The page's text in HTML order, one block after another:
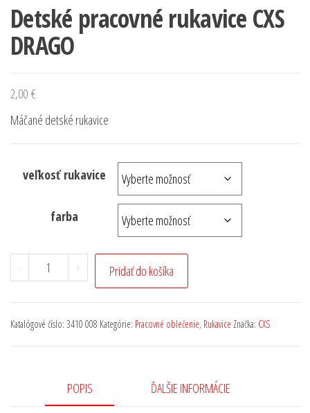
Detské pracovné rukavice CXS
DRAGO
2,00 €
Máčané detské rukavice
veľkosť rukavice
farba
- + Pridať do košíka
Katalógové číslo: 3410 008 Kategórie: Pracovné oblečenie, Rukavice Značka: CXS
POPIS ĎALŠIE INFORMÁCIE